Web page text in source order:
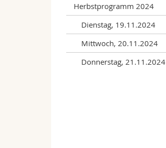
Herbstprogramm 2024
Dienstag, 19.11.2024
Mittwoch, 20.11.2024
Donnerstag, 21.11.2024